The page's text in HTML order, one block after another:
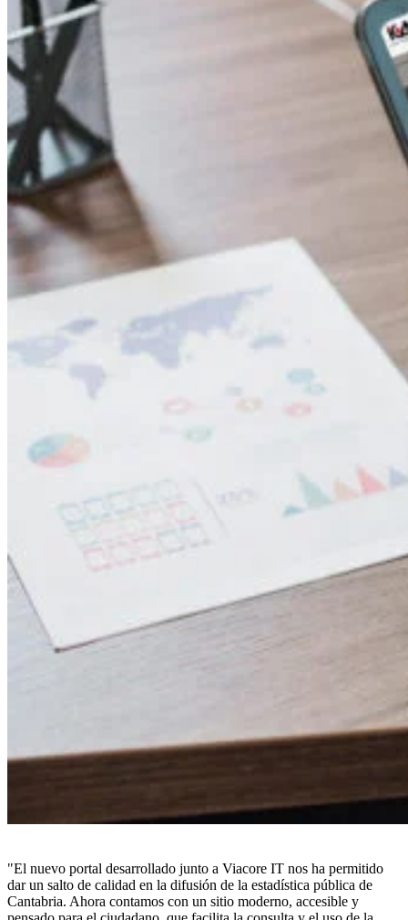
"El nuevo portal desarrollado junto a Viacore IT nos ha permitido
dar un salto de calidad en la difusión de la estadística pública de
Cantabria. Ahora contamos con un sitio moderno, accesible y